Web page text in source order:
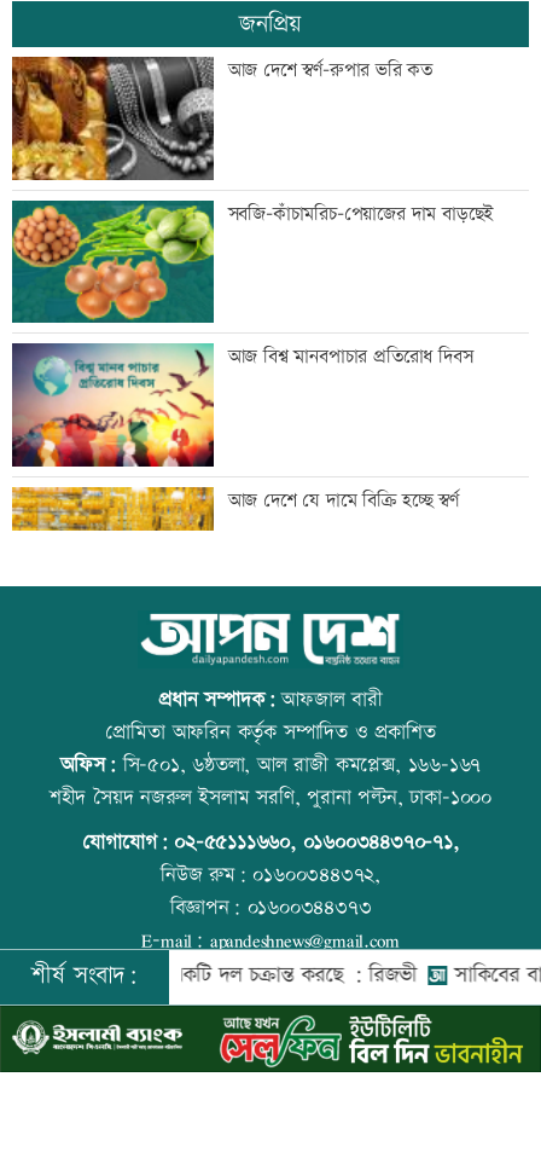
জিয়াউর রহমান দেশে প্রথম সবুজ বিপ্লবের
ডাক দিয়েছিলেন: পরিবেশমন্ত্রী
প্রথম শ্রেণিতে ভর্তি লটারিতে
মেঘনার ভাঙনরোধে জিও ব্যাগ প্রকল্পে
অনিয়ম, এলাকাবাসীর মানববন্ধন
বাংলাদেশি পাঁচ হাজার কৃষি শ্রমিক নেবে
ওমান
স্বর্ণ খাতকে আনুষ্ঠানিক কাঠামোয় আনছে
সরকার, মতামত চাইল মন্ত্রণালয়
গবেষণা-দক্ষতা উন্নয়নে বাংলাদেশ-অস্ট্রেলিয়ার
নতুন উদ্যোগ
বিমানবন্দরে বাড়ছে নিরাপত্তা, বসছে অ্যান্টি-
ড্রোন সিস্টেম
প্রশিক্ষণার্থীদের সনদ দিলো কালীগঞ্জ
জনপ্রিয়
আজ দেশে স্বর্ণ-রুপার ভরি কত
সবজি-কাঁচামরিচ-পেয়াজের দাম বাড়ছেই
আজ বিশ্ব মানবপাচার প্রতিরোধ দিবস
আজ দেশে যে দামে বিক্রি হচ্ছে স্বর্ণ
আজ বিশ্ব বন্ধু দিবস
প্রতিমন্ত্রীকে ঘিরে ভাইরাল ভিডিওতে ছবি
জুড়ে অপপ্রচার: এলিন
বিশ্ব মাতৃদুগ্ধ দিবস আজ
আজ স্বর্ণ-রুপা যে দামে বিক্রি হচ্ছে
প্রধান সম্পাদক:আফজাল বারী
প্রোমিতা আফরিন কর্তৃক সম্পাদিত ও প্রকাশিত
অফিস:সি-৫০১, ৬ষ্ঠতলা, আল রাজী কমপ্লেক্স, ১৬৬-১৬৭
শহীদ সৈয়দ নজরুল ইসলাম সরণি, পুরানা পল্টন, ঢাকা-১০০০
যোগাযোগ: ০২-৫৫১১১৬৬০, ০১৬০০৩৪৪৩৭০-৭১,
নিউজ রুম:০১৬০০৩৪৪৩৭২,
বিজ্ঞাপন: ০১৬০০৩৪৪৩৭৩
E-mail: apandeshnews@gmail.com
©২০২৬ |আপন দেশ ডটকমকর্তৃক সর্বসত্ব ® সংরক্ষিত | উন্নয়নে
ইমিথমেকারস.কম
শীর্ষ সংবাদ:
বিরুদ্ধে একটি দল চক্রান্ত করছে : রিজভী সাকিবের বাড়িতে